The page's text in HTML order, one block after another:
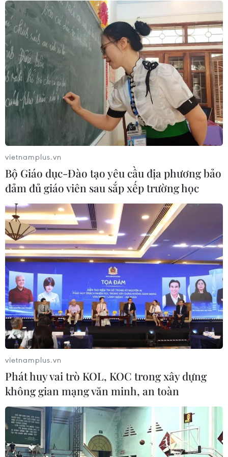
10/08/2026 13:10
Thành lập Ủy ban quốc gia về an
ninh hàng không và tạo thuận lợi
hàng không
10/08/2026 12:58
Giải quyết "điểm nghẽn" pháp luật
nhằm thiết lập khung pháp lý hoàn
thiện
10/08/2026 12:29
Phát huy vai trò KOL, KOC trong xây
dựng không gian mạng văn minh, an
toàn
10/08/2026 12:15
Phát hiện, quy tập được 256 bộ hài
cốt liệt sỹ tại Công viên Lê Thị Riêng
10/08/2026 12:07
Thành phố Hồ Chí Minh bắn pháo
hoa tại 7 điểm chào mừng 81 năm
Quốc khánh
10/08/2026 12:00
Quy định nguyên tắc hoạt động của
Ban Chỉ đạo Trung ương phòng,
chống ma túy
vietnamplus.vn
Bộ Giáo dục-Đào tạo yêu cầu địa phương bảo
đảm đủ giáo viên sau sắp xếp trường học
vietnamplus.vn
Phát huy vai trò KOL, KOC trong xây dựng
không gian mạng văn minh, an toàn